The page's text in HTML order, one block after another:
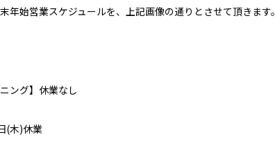
年始営業スケジュールを、上記画像の通りとさせて頂きます。
ング】休業なし
(木)休業